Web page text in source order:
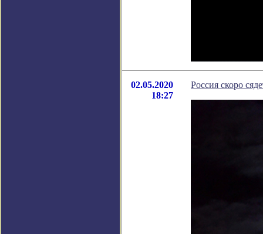
02.05.2020
18:27
Россия скоро